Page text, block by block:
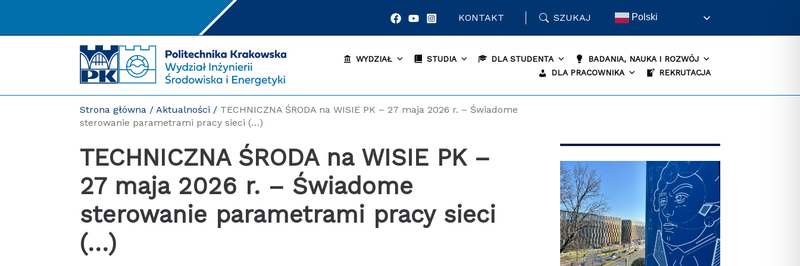
KONTAKT SZUKAJ Polski
WYDZIAŁ STUDIA DLA STUDENTA
BADANIA, NAUKA I ROZWÓJ
DLA PRACOWNIKA
REKRUTACJA
Strona główna /Aktualności / TECHNICZNA ŚRODA na WISIE PK – 27 maja 2026 r. – Świadome
sterowanie parametrami pracy sieci (…)
TECHNICZNA ŚRODA na WISIE PK –
27 maja 2026 r. – Świadome
sterowanie parametrami pracy sieci
(…)